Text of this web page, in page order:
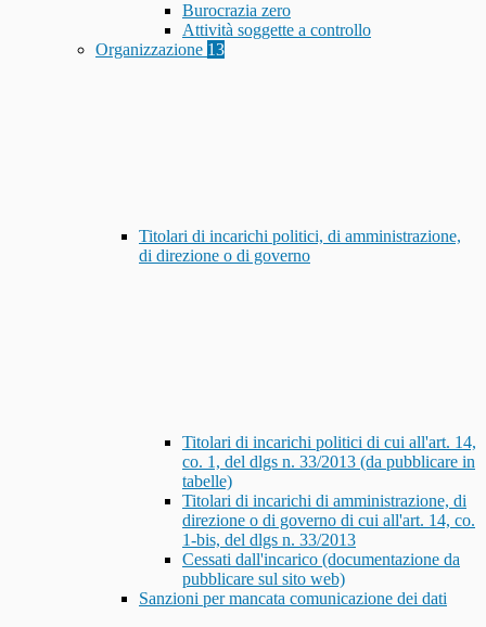
Burocrazia zero
Attività soggette a controllo
Organizzazione 13
Titolari di incarichi politici, di amministrazione,
di direzione o di governo
Titolari di incarichi politici di cui all'art. 14,
co. 1, del dlgs n. 33/2013 (da pubblicare in
tabelle)
Titolari di incarichi di amministrazione, di
direzione o di governo di cui all'art. 14, co.
1-bis, del dlgs n. 33/2013
Cessati dall'incarico (documentazione da
pubblicare sul sito web)
Sanzioni per mancata comunicazione dei dati